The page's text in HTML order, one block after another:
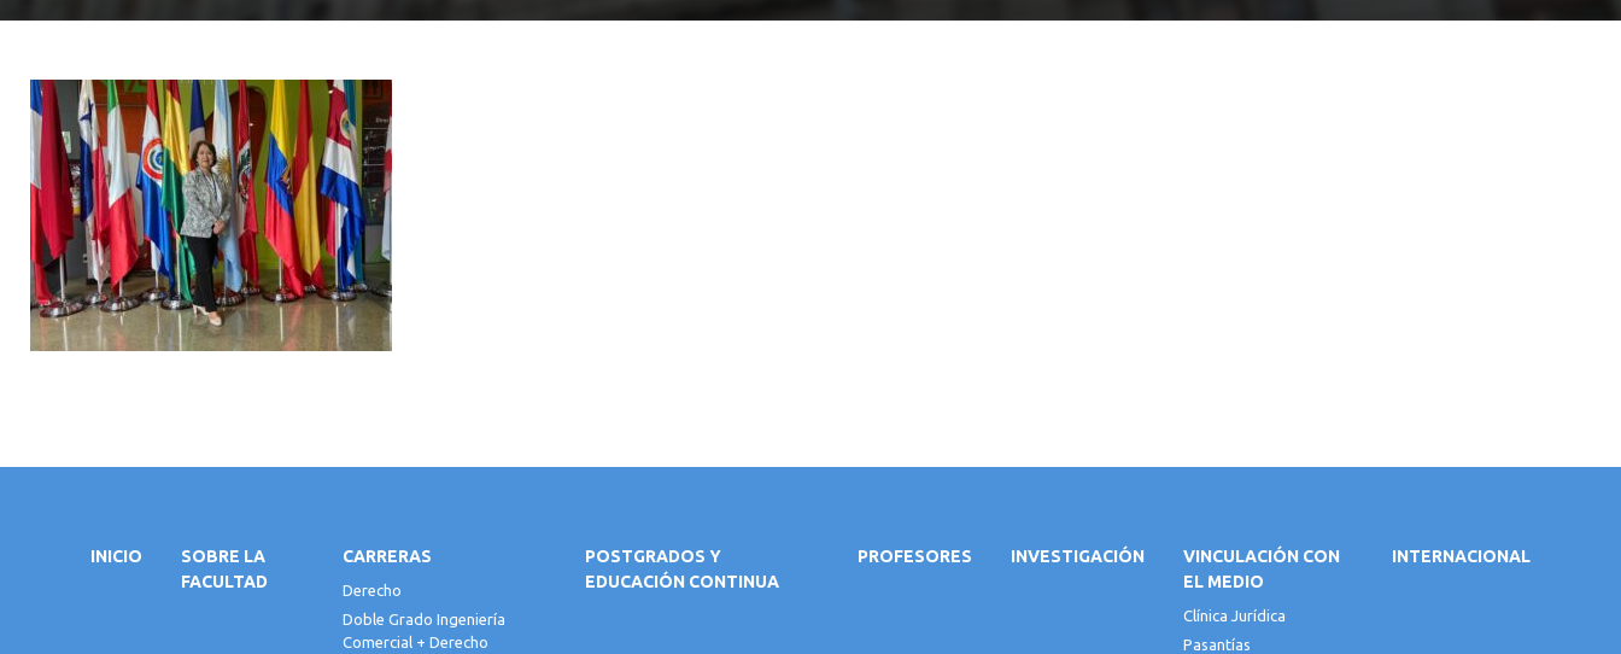
INICIO
SOBRE LA
FACULTAD
CARRERAS
Derecho
Doble Grado Ingeniería
Comercial + Derecho
POSTGRADOS Y
EDUCACIÓN CONTINUA
PROFESORES INVESTIGACIÓN
VINCULACIÓN CON
EL MEDIO
Clínica Jurídica
Pasantías
INTERNACIONAL